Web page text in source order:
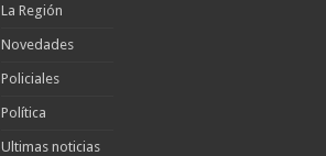
La Región
Novedades
Policiales
Política
Ultimas noticias